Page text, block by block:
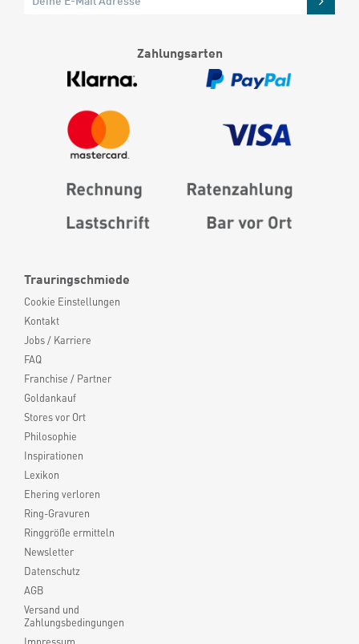
Trauringschmiede
Cookie Einstellungen
Kontakt
Jobs / Karriere
FAQ
Franchise / Partner
Goldankauf
Stores vor Ort
Philosophie
Inspirationen
Lexikon
Ehering verloren
Ring-Gravuren
Ringgröße ermitteln
Newsletter
Datenschutz
AGB
Versand und
Zahlungsbedingungen
Zahlungsarten